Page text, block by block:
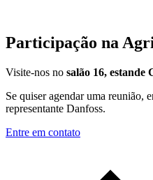
Participação na
Visite-nos no salão 16, estande
Se quiser agendar uma reunião,
representante Danfoss.
Entre em contato